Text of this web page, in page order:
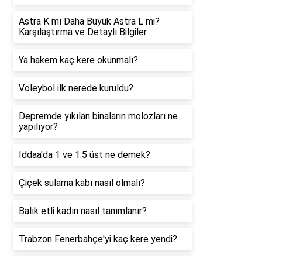
Astra K mı Daha Büyük Astra L mi?
Karşılaştırma ve Detaylı Bilgiler
Ya hakem kaç kere okunmalı?
Voleybol ilk nerede kuruldu?
Depremde yıkılan binaların molozları ne
yapılıyor?
İddaa'da 1 ve 1.5 üst ne demek?
Çiçek sulama kabı nasıl olmalı?
Balık etli kadın nasıl tanımlanır?
Trabzon Fenerbahçe'yi kaç kere yendi?